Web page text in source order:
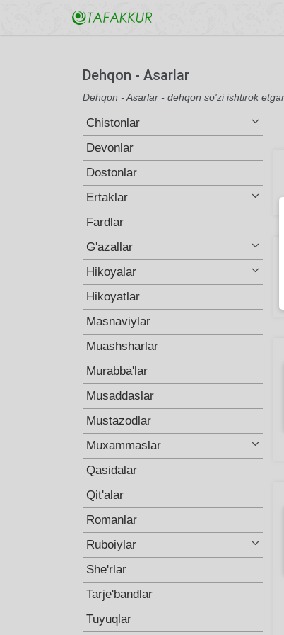
Dehqon - Asarlar
Dehqon - Asarlar - dehqon so'zi ishtirok
Chistonlar
Devonlar
Dostonlar
Ertaklar
Fardlar
G'azallar
Hikoyalar
Hikoyatlar
Masnaviylar
Muashsharlar
Murabba'lar
Musaddaslar
Mustazodlar
Muxammaslar
Qasidalar
Qit'alar
Romanlar
Ruboiylar
She'rlar
Tarje'bandlar
Tuyuqlar